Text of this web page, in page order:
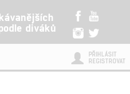
diváků
PŘIHLÁSIT
REGISTROVAT